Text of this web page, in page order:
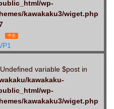
wp-
kawakaku3/wiget.php
中古
variable $post in
kawakaku-
wp-
kawakaku3/wiget.php